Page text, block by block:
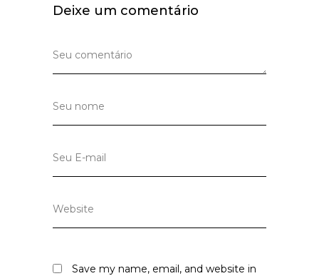
Deixe um comentário
Save my name, email, and website in